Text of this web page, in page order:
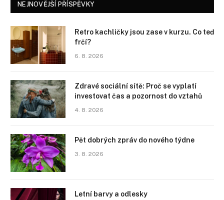
NEJNOVĚJŠÍ PŘÍSPĚVKY
Retro kachličky jsou zase v kurzu. Co teď
frčí?
6. 8. 2026
Zdravé sociální sítě: Proč se vyplatí
investovat čas a pozornost do vztahů
4. 8. 2026
Pět dobrých zpráv do nového týdne
3. 8. 2026
Letní barvy a odlesky